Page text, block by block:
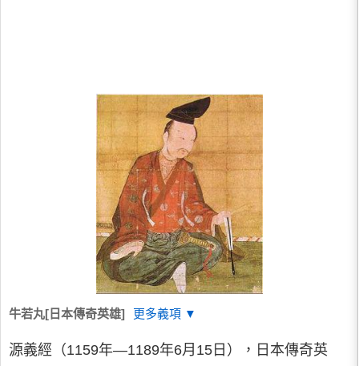
牛若丸[日本傳奇英雄] 更多義項 ▼
源義經（1159年—1189年6月15日），日本傳奇英